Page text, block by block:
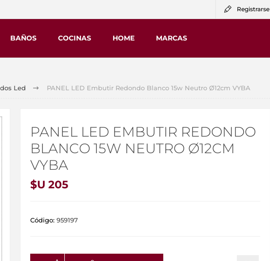
Registrarse
BAÑOS COCINAS HOME MARCAS
Led PANEL LED Embutir Redondo Blanco 15w Neutro Ø12cm VYBA
PANEL LED EMBUTIR REDONDO
BLANCO 15W NEUTRO Ø12CM
VYBA
$U 205
Código: 959197